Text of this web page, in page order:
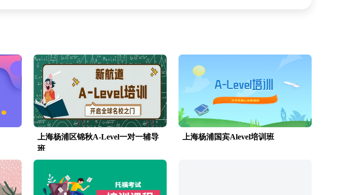
上海杨浦区锦秋A-Level一对一辅导
班
上海杨浦国宾Alevel培训班